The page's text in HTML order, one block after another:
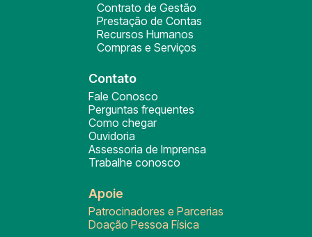
Contrato de Gestão
Prestação de Contas
Recursos Humanos
Compras e Serviços
Contato
Fale Conosco
Perguntas frequentes
Como chegar
Ouvidoria
Assessoria de Imprensa
Trabalhe conosco
Apoie
Patrocinadores e Parcerias
Doação Pessoa Física